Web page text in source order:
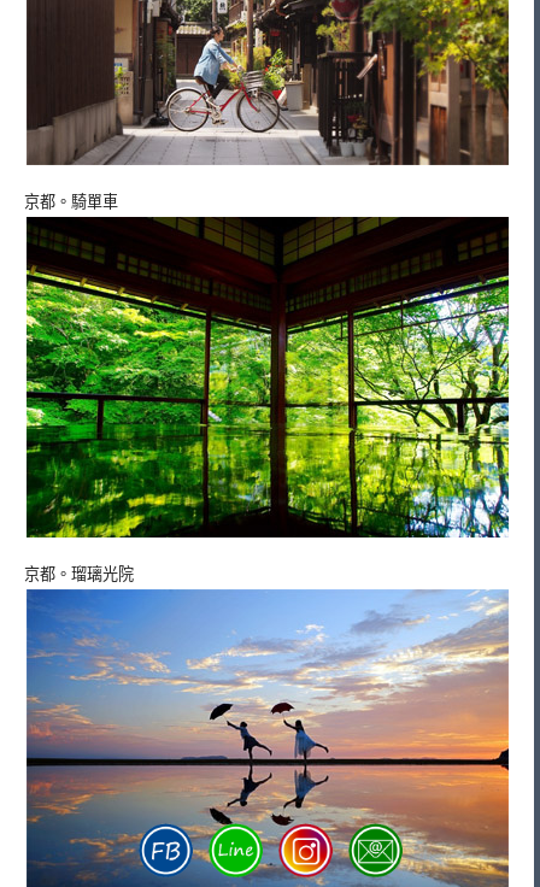
京都。騎單車
京都。瑠璃光院